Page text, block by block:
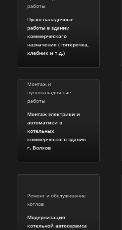
работы
Пуско-наладочные
работы в здании
коммерческого
назначения ( пятерочка,
хлебник и т.д.)
Монтаж и
пусконаладочные
работы
Монтаж электрики и
автоматики в
котельных
коммерческого здания
г. Волхов
Ремонт и обслуживание
котлов
Модернизация
котельной автосервиса